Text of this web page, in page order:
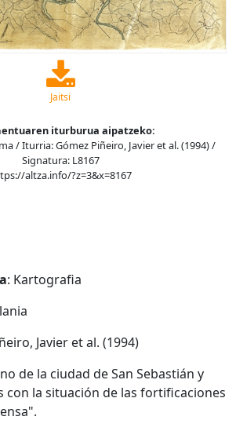
Jaitsi
iturburua aipatzeko:
/ Iturria: Gómez Piñeiro, Javier et al. (1994) /
Signatura: L8167
altza.info/?z=3&x=8167
: Kartografia
Javier et al. (1994)
de la ciudad de San Sebastián y
con la situación de las fortificaciones